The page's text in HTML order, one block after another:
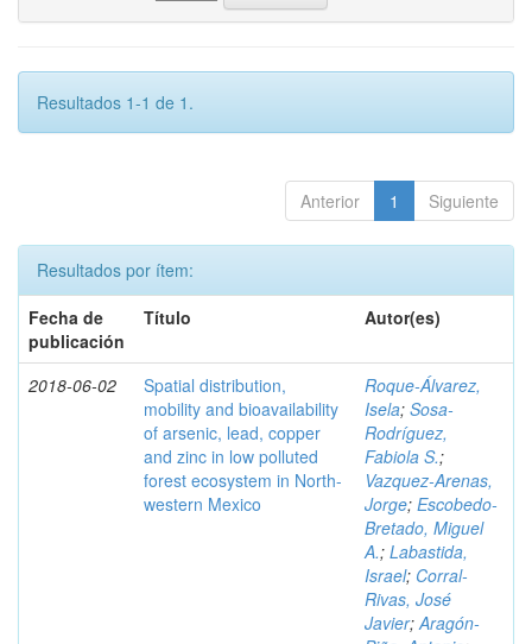
Resultados 1-1 de 1.
Anterior 1 Siguiente
Resultados por ítem:
Fecha de
publicación
Título Autor(es)
2018-06-02
Spatial distribution,
mobility and bioavailability
of arsenic, lead, copper
and zinc in low polluted
forest ecosystem in North-
western Mexico
Roque-Álvarez,
Isela; Sosa-
Rodríguez,
Fabiola S.;
Vazquez-Arenas,
Jorge; Escobedo-
Bretado, Miguel
A.; Labastida,
Israel; Corral-
Rivas, José
Javier;Aragón-